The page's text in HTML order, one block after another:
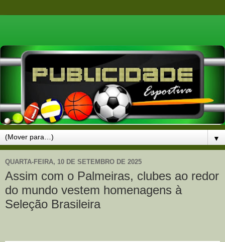
▼
QUARTA-FEIRA, 10 DE SETEMBRO DE 2025
Assim com o Palmeiras, clubes ao redor
do mundo vestem homenagens à
Seleção Brasileira